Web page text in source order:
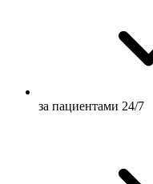
за пациентами 24/7